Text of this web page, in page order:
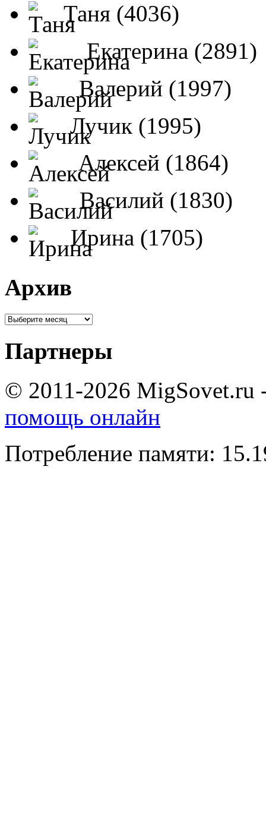
Таня (4036)
Екатерина (2891)
Валерий (1997)
Лучик (1995)
Алексей (1864)
Василий (1830)
Ирина (1705)
Архив
Партнеры
© 2011-2026 MigSovet.ru
помощь онлайн
Потребление памяти: